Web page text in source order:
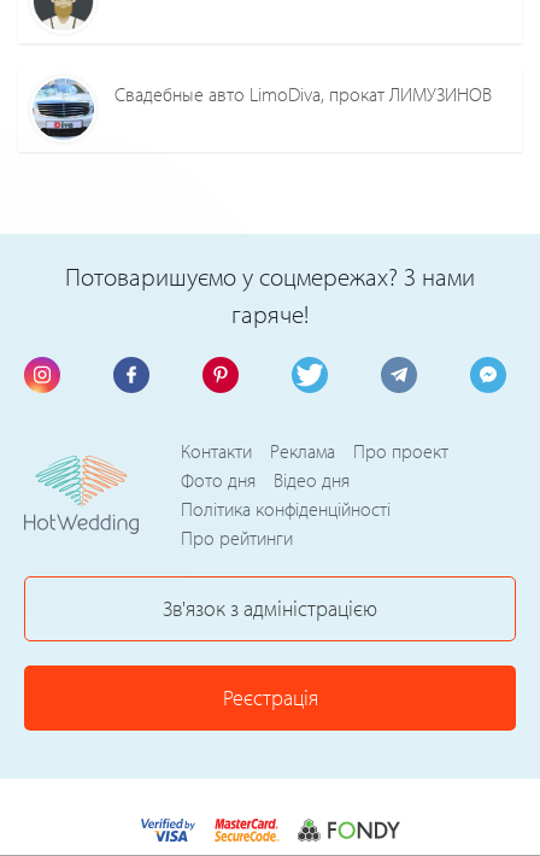
Свадебные авто LimoDiva, прокат ЛИМУЗИНОВ
Потоваришуємо у соцмережах? З нами
гаряче!
Контакти Реклама
Про проект
Фото дня
Відео дня
Політика конфіденційності
Про рейтинги
Зв'язок з адміністрацією
Реєстрація